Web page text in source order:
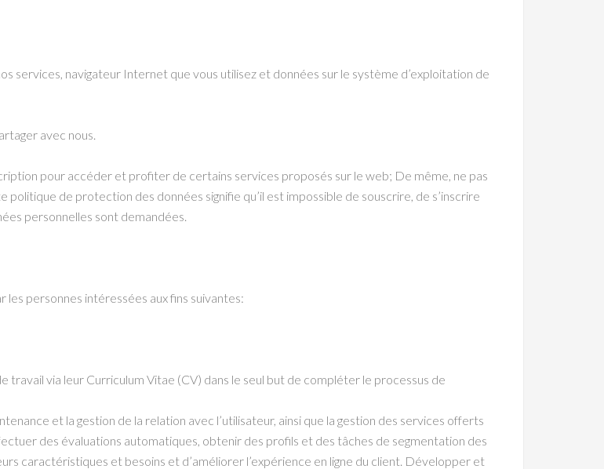
services, navigateur Internet que vous utilisez et données sur le système d’exploitation de
avec nous.
pour accéder et profiter de certains services proposés sur le web; De même, ne pas
de protection des données signifie qu’il est impossible de souscrire, de s’inscrire
personnelles sont demandées.
les personnes intéressées aux fins suivantes:
travail via leur Curriculum Vitae (CV) dans le seul but de compléter le processus de
et la gestion de la relation avec l’utilisateur, ainsi que la gestion des services offerts
des évaluations automatiques, obtenir des profils et des tâches de segmentation des
caractéristiques et besoins et d’améliorer l’expérience en ligne du client. Développer et